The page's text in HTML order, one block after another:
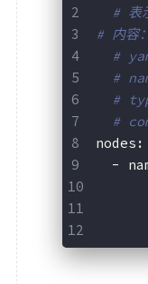
# 表
# 内容：
#
#
#
#
nodes:
-